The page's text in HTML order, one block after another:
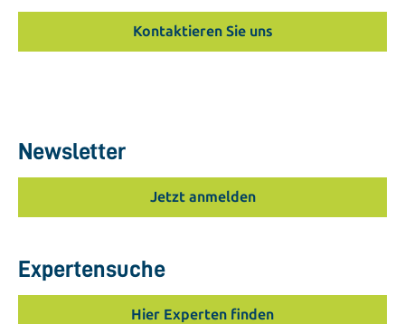
Kontaktieren Sie uns
Newsletter
Jetzt anmelden
Expertensuche
Hier Experten finden